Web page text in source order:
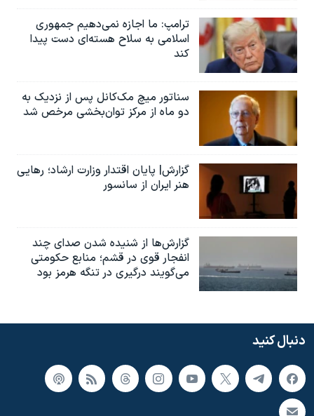
ترامپ: ما اجازه نمی‌دهیم جمهوری
اسلامی به سلاح هسته‌ای دست پیدا
کند
سناتور میچ مک‌کانل پس از نزدیک به
دو ماه از مرکز توان‌بخشی مرخص شد
گزارش| پایان اقتدار وزارت ارشاد؛ رهایی
هنر ایران از سانسور
گزارش‌ها از شنیده شدن صدای چند
انفجار قوی در قشم؛ منابع حکومتی
می‌گویند درگیری در تنگه هرمز بود
دنبال کنید